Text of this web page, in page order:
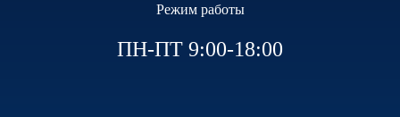
Режим работы
ПН-ПТ 9:00-18:00